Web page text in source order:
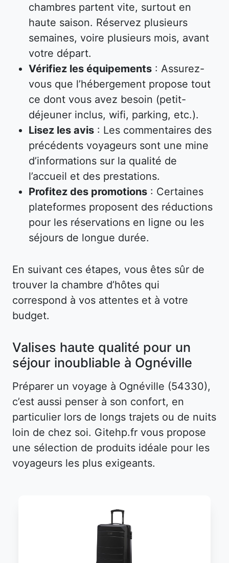
chambres partent vite, surtout en
haute saison. Réservez plusieurs
semaines, voire plusieurs mois, avant
votre départ.
Vérifiez les équipements : Assurez-
vous que l’hébergement propose tout
ce dont vous avez besoin (petit-
déjeuner inclus, wifi, parking, etc.).
Lisez les avis : Les commentaires des
précédents voyageurs sont une mine
d’informations sur la qualité de
l’accueil et des prestations.
Profitez des promotions : Certaines
plateformes proposent des réductions
pour les réservations en ligne ou les
séjours de longue durée.
En suivant ces étapes, vous êtes sûr de
trouver la chambre d’hôtes qui
correspond à vos attentes et à votre
budget.
Valises haute qualité pour un
séjour inoubliable à Ognéville
Préparer un voyage à Ognéville (54330),
c’est aussi penser à son confort, en
particulier lors de longs trajets ou de nuits
loin de chez soi. Gitehp.fr vous propose
une sélection de produits idéale pour les
voyageurs les plus exigeants.